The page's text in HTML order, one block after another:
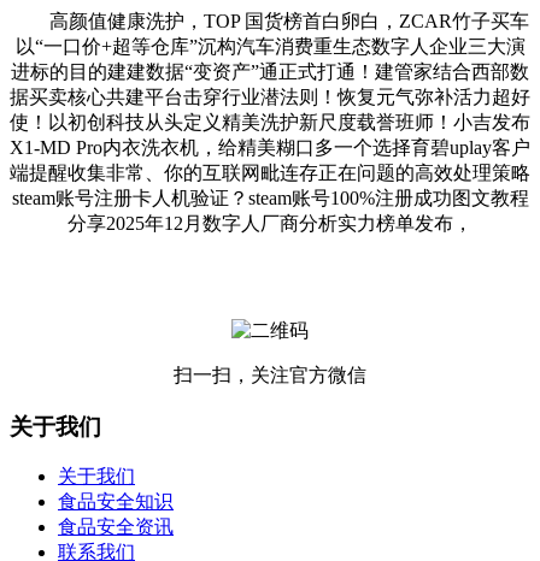
高颜值健康洗护，TOP 国货榜首白卵白，ZCAR竹子买车
以“一口价+超等仓库”沉构汽车消费重生态数字人企业三大演
进标的目的建建数据“变资产”通正式打通！建管家结合西部数
据买卖核心共建平台击穿行业潜法则！恢复元气弥补活力超好
使！以初创科技从头定义精美洗护新尺度载誉班师！小吉发布
X1-MD Pro内衣洗衣机，给精美糊口多一个选择育碧uplay客户
端提醒收集非常、你的互联网毗连存正在问题的高效处理策略
steam账号注册卡人机验证？steam账号100%注册成功图文教程
分享2025年12月数字人厂商分析实力榜单发布，
扫一扫，关注官方微信
关于我们
关于我们
食品安全知识
食品安全资讯
联系我们